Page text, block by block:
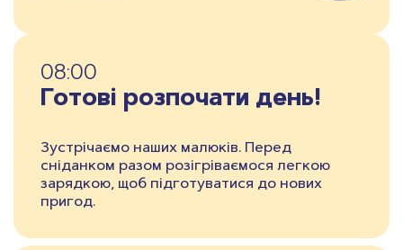
08:00
Готові розпочати день!
Зустрічаємо наших малюків. Перед
сніданком разом розігріваємося легкою
зарядкою, щоб підготуватися до нових
пригод.